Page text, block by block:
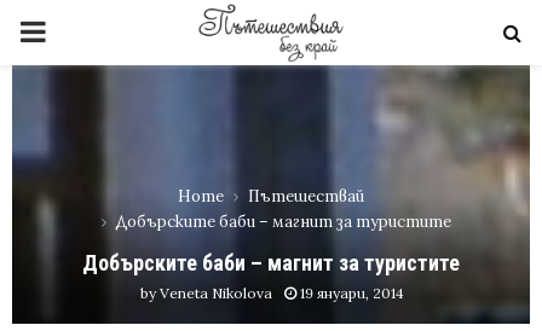
PRIMARY
Home
Пътешествай
Добърските баби – магнит за туристите
Добърските баби – магнит за туристите
byVeneta Nikolova 19 януари, 2014